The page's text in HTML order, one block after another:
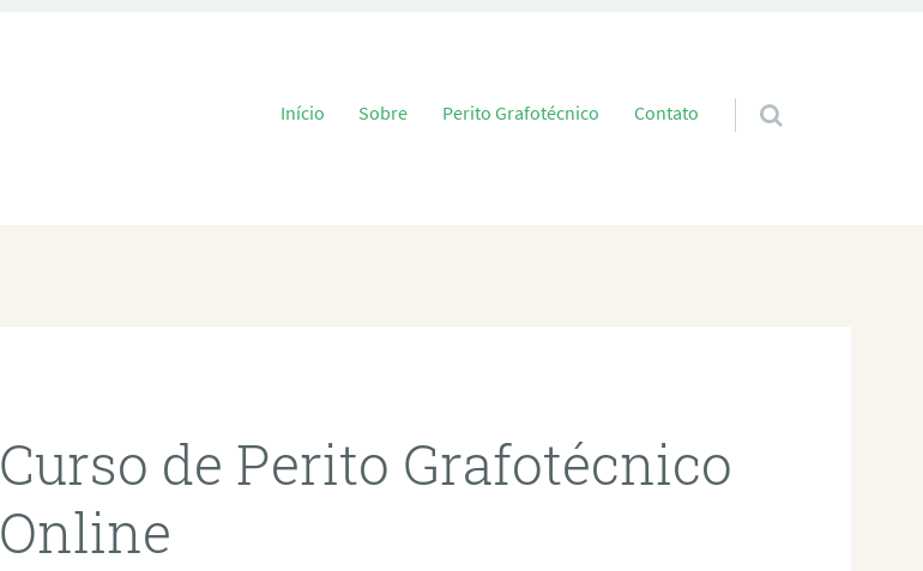
Pular para o conteúdo
Início Sobre Perito Grafotécnico Contato
Curso de Perito Grafotécnico
Online